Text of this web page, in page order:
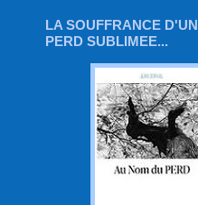
LA SOUFFRANCE D'UN
PERD SUBLIMEE...